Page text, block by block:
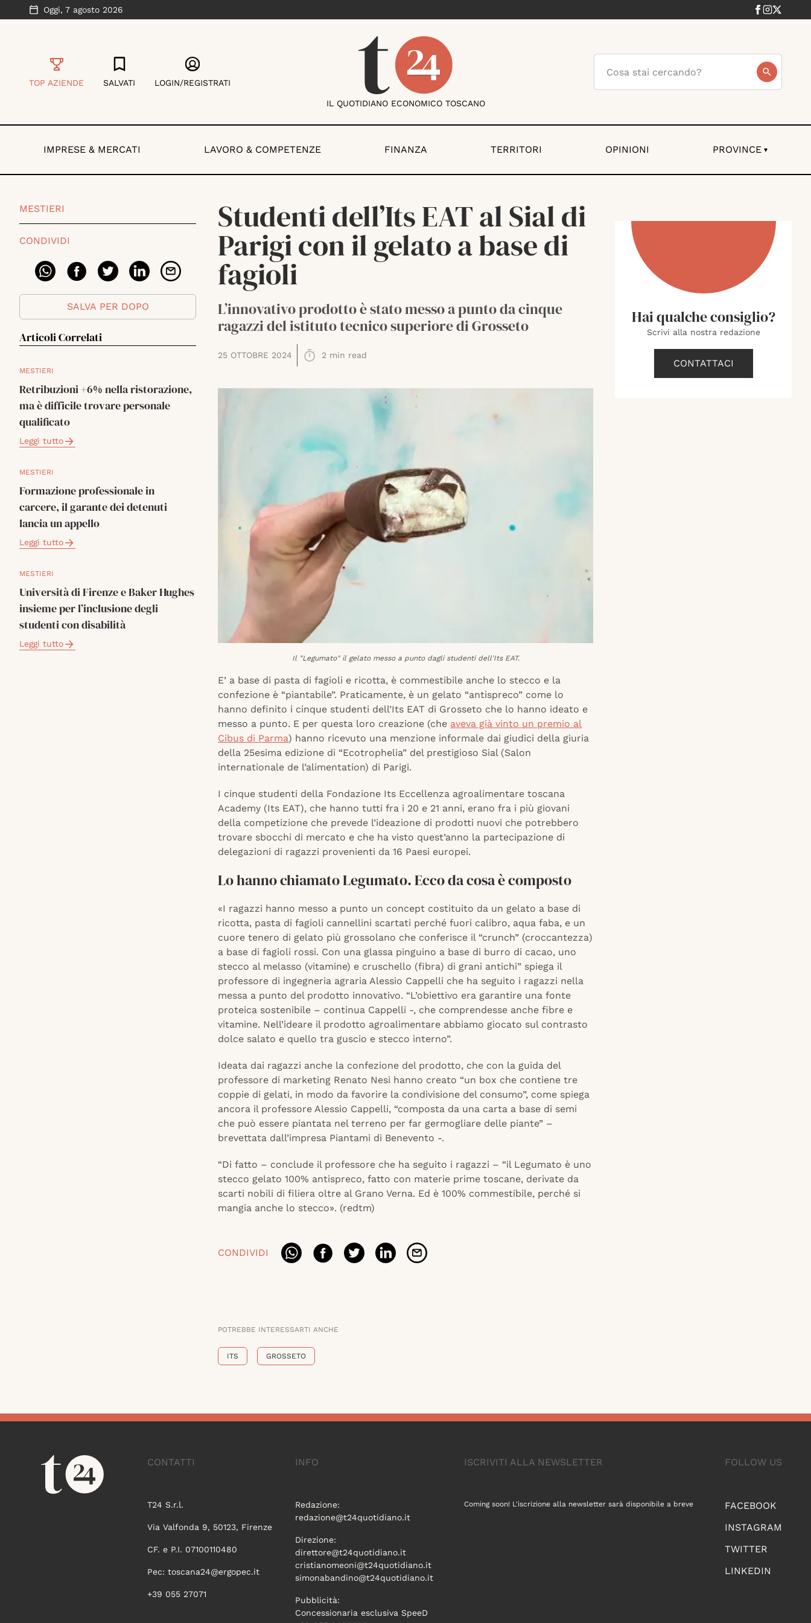
Oggi, 7 agosto 2026
TOP AZIENDE SALVATI LOGIN/REGISTRATI
IL QUOTIDIANO ECONOMICO TOSCANO
IMPRESE & MERCATI LAVORO & COMPETENZE FINANZA TERRITORI OPINIONI PROVINCE ▾
MESTIERI
CONDIVIDI
SALVA PER DOPO
Articoli Correlati
MESTIERI
Retribuzioni +6% nella ristorazione,
ma è difficile trovare personale
qualificato
Leggi tutto
MESTIERI
Formazione professionale in
carcere, il garante dei detenuti
lancia un appello
Leggi tutto
MESTIERI
Università di Firenze e Baker Hughes
insieme per l’inclusione degli
studenti con disabilità
Leggi tutto
Studenti dell’Its EAT al Sial di
Parigi con il gelato a base di
fagioli
L’innovativo prodotto è stato messo a punto da cinque
ragazzi del istituto tecnico superiore di Grosseto
25 OTTOBRE 2024 2 min read
Il "Legumato" il gelato messo a punto dagli studenti dell'Its EAT.
E’ a base di pasta di fagioli e ricotta, è commestibile anche lo stecco e la
confezione è “piantabile”. Praticamente, è un gelato “antispreco” come lo
hanno definito i cinque studenti dell’Its EAT di Grosseto che lo hanno ideato e
messo a punto. E per questa loro creazione (che aveva già vinto un premio al
Cibus di Parma) hanno ricevuto una menzione informale dai giudici della giuria
della 25esima edizione di “Ecotrophelia” del prestigioso Sial (Salon
internationale de l’alimentation) di Parigi.
I cinque studenti della Fondazione Its Eccellenza agroalimentare toscana
Academy (Its EAT), che hanno tutti fra i 20 e 21 anni, erano fra i più giovani
della competizione che prevede l’ideazione di prodotti nuovi che potrebbero
trovare sbocchi di mercato e che ha visto quest’anno la partecipazione di
delegazioni di ragazzi provenienti da 16 Paesi europei.
Lo hanno chiamato Legumato. Ecco da cosa è composto
«I ragazzi hanno messo a punto un concept costituito da un gelato a base di
ricotta, pasta di fagioli cannellini scartati perché fuori calibro, aqua faba, e un
cuore tenero di gelato più grossolano che conferisce il “crunch” (croccantezza)
a base di fagioli rossi. Con una glassa pinguino a base di burro di cacao, uno
stecco al melasso (vitamine) e cruschello (fibra) di grani antichi” spiega il
professore di ingegneria agraria Alessio Cappelli che ha seguito i ragazzi nella
messa a punto del prodotto innovativo. “L’obiettivo era garantire una fonte
proteica sostenibile – continua Cappelli -, che comprendesse anche fibre e
vitamine. Nell’ideare il prodotto agroalimentare abbiamo giocato sul contrasto
dolce salato e quello tra guscio e stecco interno”.
Ideata dai ragazzi anche la confezione del prodotto, che con la guida del
professore di marketing Renato Nesi hanno creato “un box che contiene tre
coppie di gelati, in modo da favorire la condivisione del consumo”, come spiega
ancora il professore Alessio Cappelli, “composta da una carta a base di semi
che può essere piantata nel terreno per far germogliare delle piante” –
brevettata dall’impresa Piantami di Benevento -.
“Di fatto – conclude il professore che ha seguito i ragazzi – “il Legumato è uno
stecco gelato 100% antispreco, fatto con materie prime toscane, derivate da
scarti nobili di filiera oltre al Grano Verna. Ed è 100% commestibile, perché si
mangia anche lo stecco». (redtm)
CONDIVIDI
POTREBBE INTERESSARTI ANCHE
ITS GROSSETO
Hai qualche consiglio?
Scrivi alla nostra redazione
CONTATTACI
CONTATTI
T24 S.r.l.
Via Valfonda 9, 50123, Firenze
CF. e P.I. 07100110480
Pec: toscana24@ergopec.it
+39 055 27071
INFO
Redazione:
redazione@t24quotidiano.it
Direzione:
direttore@t24quotidiano.it
cristianomeoni@t24quotidiano.it
simonabandino@t24quotidiano.it
Pubblicità:
Concessionaria esclusiva SpeeD
FOLLOW US
FACEBOOK
INSTAGRAM
TWITTER
LINKEDIN
ISCRIVITI ALLA NEWSLETTER
Coming soon! L'iscrizione alla newsletter sarà disponibile a breve